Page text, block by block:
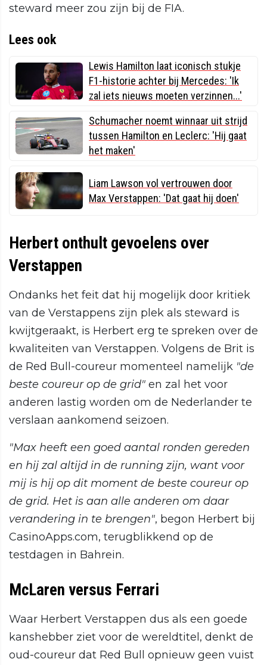
steward meer zou zijn bij de FIA.
Lees ook
Lewis Hamilton laat iconisch stukje
F1-historie achter bij Mercedes: 'Ik
zal iets nieuws moeten verzinnen...'
Schumacher noemt winnaar uit strijd
tussen Hamilton en Leclerc: 'Hij gaat
het maken'
Liam Lawson vol vertrouwen door
Max Verstappen: 'Dat gaat hij doen'
Herbert onthult gevoelens over
Verstappen
Ondanks het feit dat hij mogelijk door kritiek
van de Verstappens zijn plek als steward is
kwijtgeraakt, is Herbert erg te spreken over de
kwaliteiten van Verstappen. Volgens de Brit is
de Red Bull-coureur momenteel namelijk "de
beste coureur op de grid" en zal het voor
anderen lastig worden om de Nederlander te
verslaan aankomend seizoen.
"Max heeft een goed aantal ronden gereden
en hij zal altijd in de running zijn, want voor
mij is hij op dit moment de beste coureur op
de grid. Het is aan alle anderen om daar
verandering in te brengen", begon Herbert bij
CasinoApps.com, terugblikkend op de
testdagen in Bahrein.
McLaren versus Ferrari
Waar Herbert Verstappen dus als een goede
kanshebber ziet voor de wereldtitel, denkt de
oud-coureur dat Red Bull opnieuw geen vuist